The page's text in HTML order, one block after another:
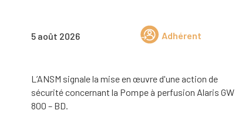
5 août 2026 Adhérent
L’ANSM signale la mise en œuvre d'une action de
sécurité concernant la Pompe à perfusion Alaris GW
800 – BD.